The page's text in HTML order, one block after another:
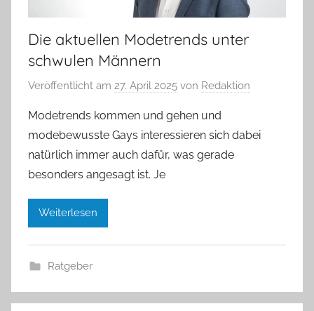
Die aktuellen Modetrends unter
schwulen Männern
Veröffentlicht am 27. April 2025 von Redaktion
Modetrends kommen und gehen und
modebewusste Gays interessieren sich dabei
natürlich immer auch dafür, was gerade
besonders angesagt ist. Je
Weiterlesen
Ratgeber